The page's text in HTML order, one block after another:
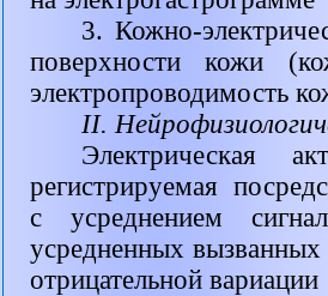
3. Кожно-
поверхности кожи
электропроводимость
II.
Электрическая
регистрируемая
с усреднением
усредненных вызванных
отрицательной вариации